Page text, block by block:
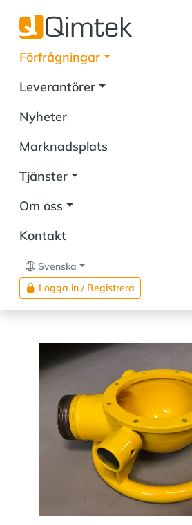
Förfrågningar
Leverantörer
Nyheter
Marknadsplats
Tjänster
Om oss
Kontakt
Svenska
Logga in / Registrera